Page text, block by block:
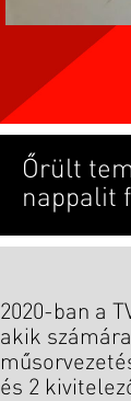
Őrült
nappalit
2020-ban a
akik
és 2